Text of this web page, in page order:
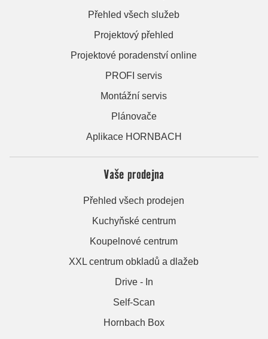
Přehled všech služeb
Projektový přehled
Projektové poradenství online
PROFI servis
Montážní servis
Plánovače
Aplikace HORNBACH
Vaše prodejna
Přehled všech prodejen
Kuchyňské centrum
Koupelnové centrum
XXL centrum obkladů a dlažeb
Drive - In
Self-Scan
Hornbach Box